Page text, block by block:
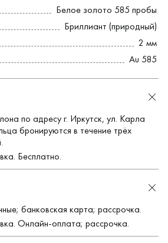
Белое золото 585 пробы
Бриллиант (природный)
2 мм
Au 585
по адресу г. Иркутск, ул. Карла
бронируются в течение трёх
Бесплатно.
банковская карта; рассрочка.
Онлайн-оплата; рассрочка.